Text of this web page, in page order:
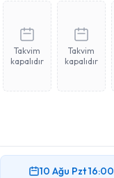
Takvim
kapalıdır
Takvim
kapalıdır
10 Ağu Pzt16:00